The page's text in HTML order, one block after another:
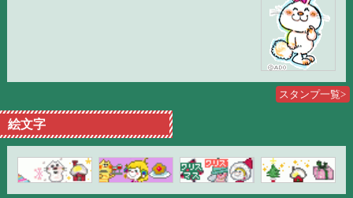
スタンプ一覧>
絵文字